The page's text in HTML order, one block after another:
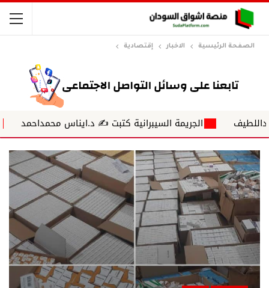
الصفحة الرئيسية الاخبار إقتصادية
الجريمة السيبرانية كتبت ✍ د.ايناس محمداحمد أمواج